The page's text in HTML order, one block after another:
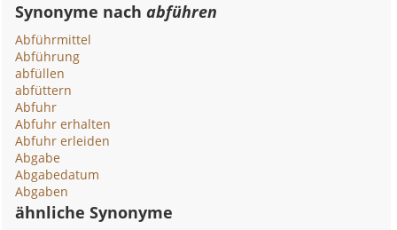
Synonyme nachabführen
Abführmittel
Abführung
abfüllen
abfüttern
Abfuhr
Abfuhr erhalten
Abfuhr erleiden
Abgabe
Abgabedatum
Abgaben
ähnliche Synonyme